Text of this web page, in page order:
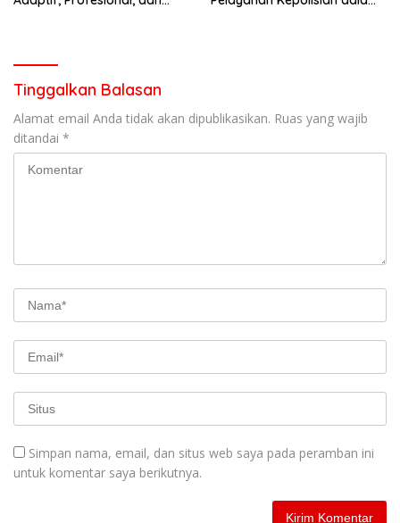
Tinggalkan Balasan
Alamat email Anda tidak akan dipublikasikan. Ruas yang wajib
ditandai *
Simpan nama, email, dan situs web saya pada peramban ini
untuk komentar saya berikutnya.